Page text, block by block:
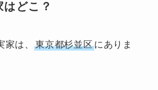
どこ？
は、 東京都杉並区にありま